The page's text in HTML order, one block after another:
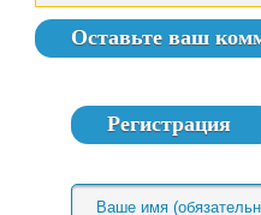
Оставьте ваш
Регистрация